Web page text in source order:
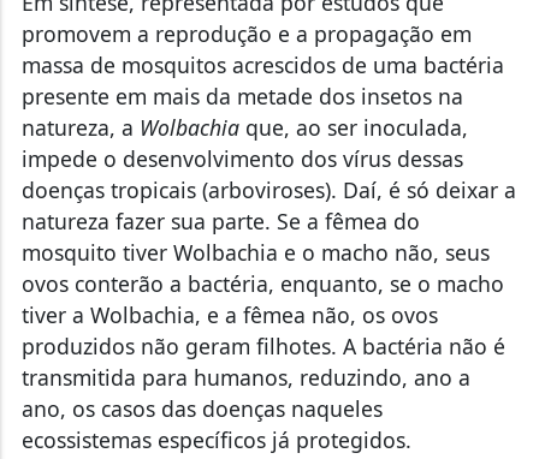
promovem a reprodução e a propagação em
massa de mosquitos acrescidos de uma bactéria
presente em mais da metade dos insetos na
natureza, aWolbachiaque, ao ser inoculada,
impede o desenvolvimento dos vírus dessas
doenças tropicais (arboviroses). Daí, é só deixar a
natureza fazer sua parte. Se a fêmea do
mosquito tiver Wolbachia e o macho não, seus
ovos conterão a bactéria, enquanto, se o macho
tiver a Wolbachia, e a fêmea não, os ovos
produzidos não geram filhotes. A bactéria não é
transmitida para humanos, reduzindo, ano a
ano, os casos das doenças naqueles
ecossistemas específicos já protegidos.